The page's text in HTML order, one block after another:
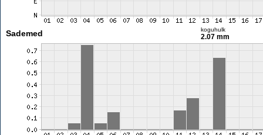
Sademed koguhulk
2.07 mm